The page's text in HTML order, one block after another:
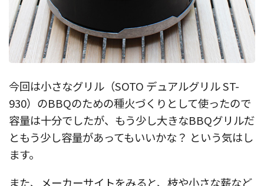
今回は小さなグリル（SOTO デュアルグリル ST-
930）のBBQのための種火づくりとして使ったので
容量は十分でしたが、もう少し大きなBBQグリルだ
ともう少し容量があってもいいかな？ という気はし
ます。
また、メーカーサイトをみると、枝や小さな薪など